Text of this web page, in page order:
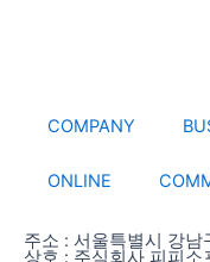
COMPANY
ONLINE
주소 : 서울특별시 강
상호 : 주식회사 피피소